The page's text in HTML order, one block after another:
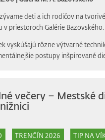
deti a ich rodičov na
priestoroch Galérie Bazovského.
vyskúšajú rôzne výtvarné
postupy inšpirované
večery – Mestské
TRENČÍN 2026 TIP NA